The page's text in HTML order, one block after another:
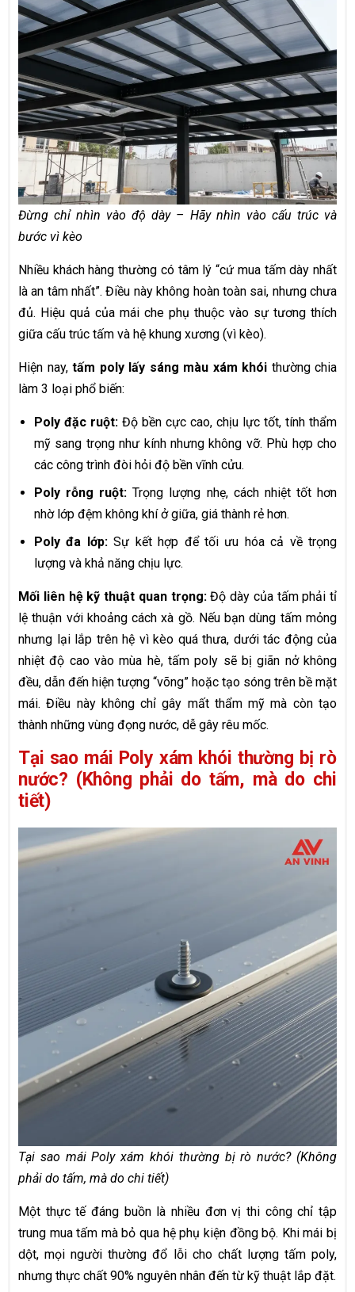
Đừng chỉ nhìn vào độ dày – Hãy nhìn vào cấu trúc và
bước vì kèo
Nhiều khách hàng thường có tâm lý “cứ mua tấm dày nhất
là an tâm nhất”. Điều này không hoàn toàn sai, nhưng chưa
đủ. Hiệu quả của mái che phụ thuộc vào sự tương thích
giữa cấu trúc tấm và hệ khung xương (vì kèo).
Hiện nay, tấm poly lấy sáng màu xám khói thường chia
làm 3 loại phổ biến:
Poly đặc ruột: Độ bền cực cao, chịu lực tốt, tính thẩm
mỹ sang trọng như kính nhưng không vỡ. Phù hợp cho
các công trình đòi hỏi độ bền vĩnh cửu.
Poly rỗng ruột: Trọng lượng nhẹ, cách nhiệt tốt hơn
nhờ lớp đệm không khí ở giữa, giá thành rẻ hơn.
Poly đa lớp:Sự kết hợp để tối ưu hóa cả về trọng
lượng và khả năng chịu lực.
Mối liên hệ kỹ thuật quan trọng:Độ dày của tấm phải tỉ
lệ thuận với khoảng cách xà gồ. Nếu bạn dùng tấm mỏng
nhưng lại lắp trên hệ vì kèo quá thưa, dưới tác động của
nhiệt độ cao vào mùa hè, tấm poly sẽ bị giãn nở không
đều, dẫn đến hiện tượng “võng” hoặc tạo sóng trên bề mặt
mái. Điều này không chỉ gây mất thẩm mỹ mà còn tạo
thành những vùng đọng nước, dễ gây rêu mốc.
Tại sao mái Poly xám khói thường bị rò
nước? (Không phải do tấm, mà do chi
tiết)
Tại sao mái Poly xám khói thường bị rò nước? (Không
phải do tấm, mà do chi tiết)
Một thực tế đáng buồn là nhiều đơn vị thi công chỉ tập
trung mua tấm mà bỏ qua hệ phụ kiện đồng bộ. Khi mái bị
dột, mọi người thường đổ lỗi cho chất lượng tấm poly,
nhưng thực chất 90% nguyên nhân đến từ kỹ thuật lắp đặt.